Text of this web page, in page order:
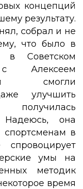
концепций
результату.
собрал и не
что было в
в Советском
Алексеем
смогли
улучшить
Надеюсь, она
спортсменам в
умы на
методик
время